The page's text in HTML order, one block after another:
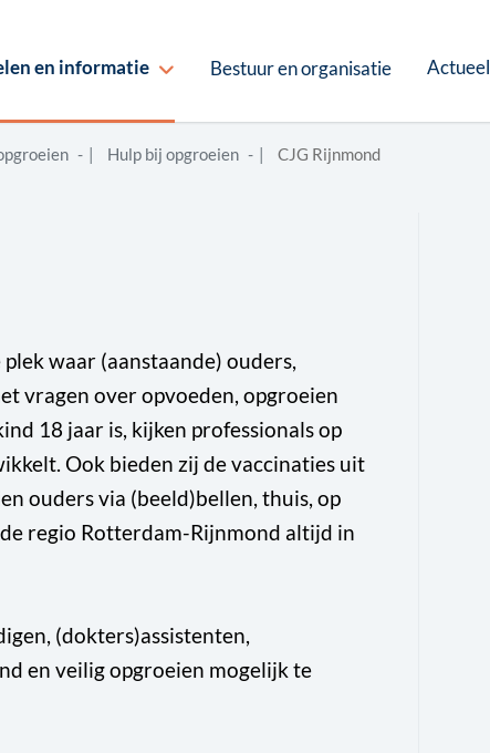
en informatie Bestuur en organisatie Actueel
Hulp bij opgroeien CJG Rijnmond
waar (aanstaande) ouders,
vragen over opvoeden, opgroeien
18 jaar is, kijken professionals op
Ook bieden zij de vaccinaties uit
ouders via (beeld)bellen, thuis, op
de regio Rotterdam-Rijnmond altijd in
(dokters)assistenten,
en veilig opgroeien mogelijk te